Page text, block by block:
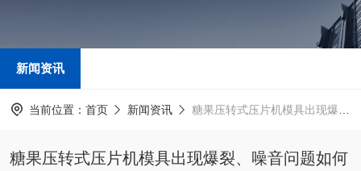
新闻资讯
当前位置： 首页 新闻资讯 糖果压转式压片机模具出现爆裂、噪音问题如何处理？
糖果压转式压片机模具出现爆裂、噪音问题如何